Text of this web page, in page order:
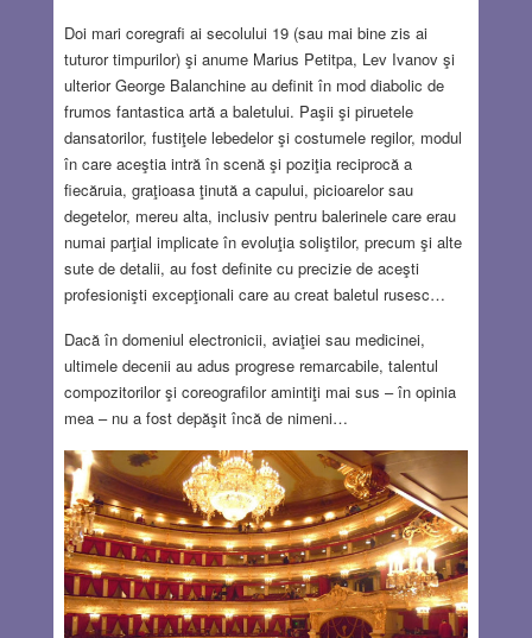
Doi mari coregrafi ai secolului 19 (sau mai bine zis ai
tuturor timpurilor) şi anume Marius Petitpa, Lev Ivanov şi
ulterior George Balanchine au definit în mod diabolic de
frumos fantastica artă a baletului. Paşii şi piruetele
dansatorilor, fustiţele lebedelor şi costumele regilor, modul
în care aceştia intră în scenă şi poziţia reciprocă a
fiecăruia, graţioasa ţinută a capului, picioarelor sau
degetelor, mereu alta, inclusiv pentru balerinele care erau
numai parţial implicate în evoluţia soliştilor, precum şi alte
sute de detalii, au fost definite cu precizie de aceşti
profesionişti excepţionali care au creat baletul rusesc…
Dacă în domeniul electronicii, aviaţiei sau medicinei,
ultimele decenii au adus progrese remarcabile, talentul
compozitorilor şi coreografilor amintiţi mai sus – în opinia
mea – nu a fost depăşit încă de nimeni…